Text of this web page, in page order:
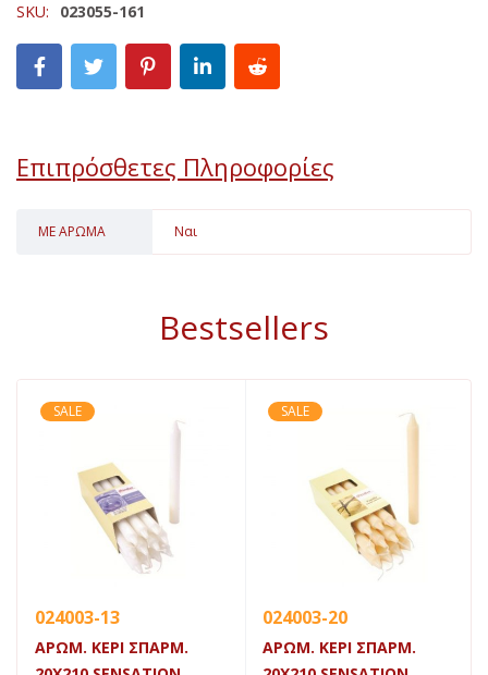
SKU: 023055-161
Επιπρόσθετες Πληροφορίες
ΜΕ ΑΡΩΜΑ Ναι
Bestsellers
SALE
024003-13
ΑΡΩΜ. ΚΕΡΙ ΣΠΑΡΜ.
SALE
024003-20
ΑΡΩΜ. ΚΕΡΙ ΣΠΑΡΜ.